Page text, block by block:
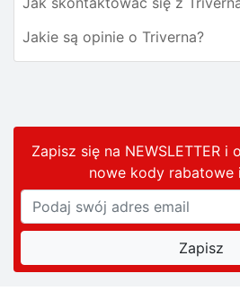
Jakie są opinie o Triverna?
Zapisz się na NEWSLETTER
nowe kody rabatowei